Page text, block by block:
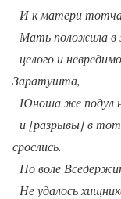
И к матери
Мать положила в
целого и
Заратушта,
Юноша же подул
и [разрывы] в
срослись.
По воле
Не удалось